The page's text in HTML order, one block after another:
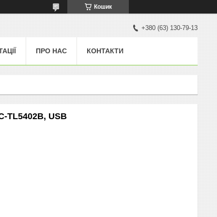
Кошик
+380 (63) 130-79-13
ПРО НАС КОНТАКТИ
TL5402B, USB